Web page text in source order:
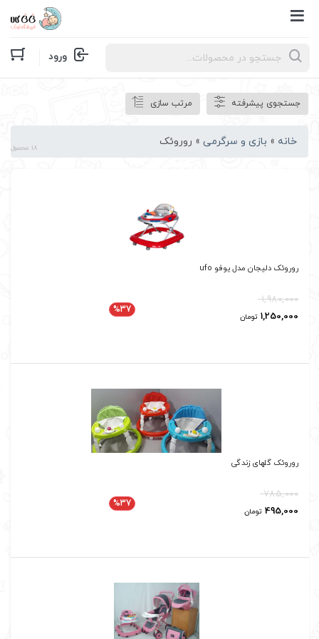
Products
search ورود
جستجوی پیشرفته مرتب سازی
خانه » بازی و سرگرمی » روروئک 18 محصول
روروئک دلیجان مدل یوفو ufo
1,980,000
1,250,000 تومان
%37
روروئک گلهای زندگی
785,000
495,000 تومان
%37